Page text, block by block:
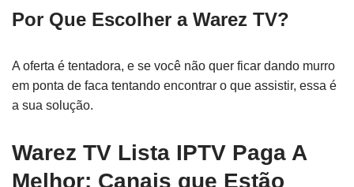
Por Que Escolher a Warez TV?
A oferta é tentadora, e se você não quer ficar dando murro
em ponta de faca tentando encontrar o que assistir, essa é
a sua solução.
Warez TV Lista IPTV Paga A
Melhor: Canais que Estão